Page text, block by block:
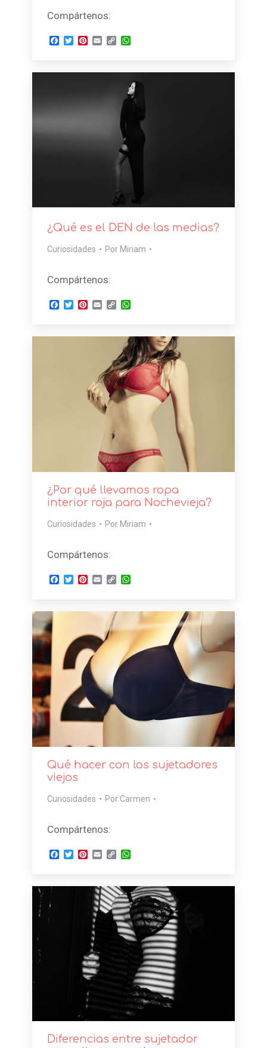
Compártenos:
Facebook
TwitterPinterest
EmailCopyWhatsApp
¿Qué es el DEN de las medias?
Curiosidades Por Miriam
Compártenos:
Facebook
TwitterPinterest
EmailCopyWhatsApp
¿Por qué llevamos ropa
interior roja para Nochevieja?
Curiosidades Por Miriam
Compártenos:
Facebook
TwitterPinterest
EmailCopyWhatsApp
Qué hacer con los sujetadores
viejos
Curiosidades Por Carmen
Compártenos:
Facebook
TwitterPinterest
EmailCopyWhatsApp
Diferencias entre sujetador